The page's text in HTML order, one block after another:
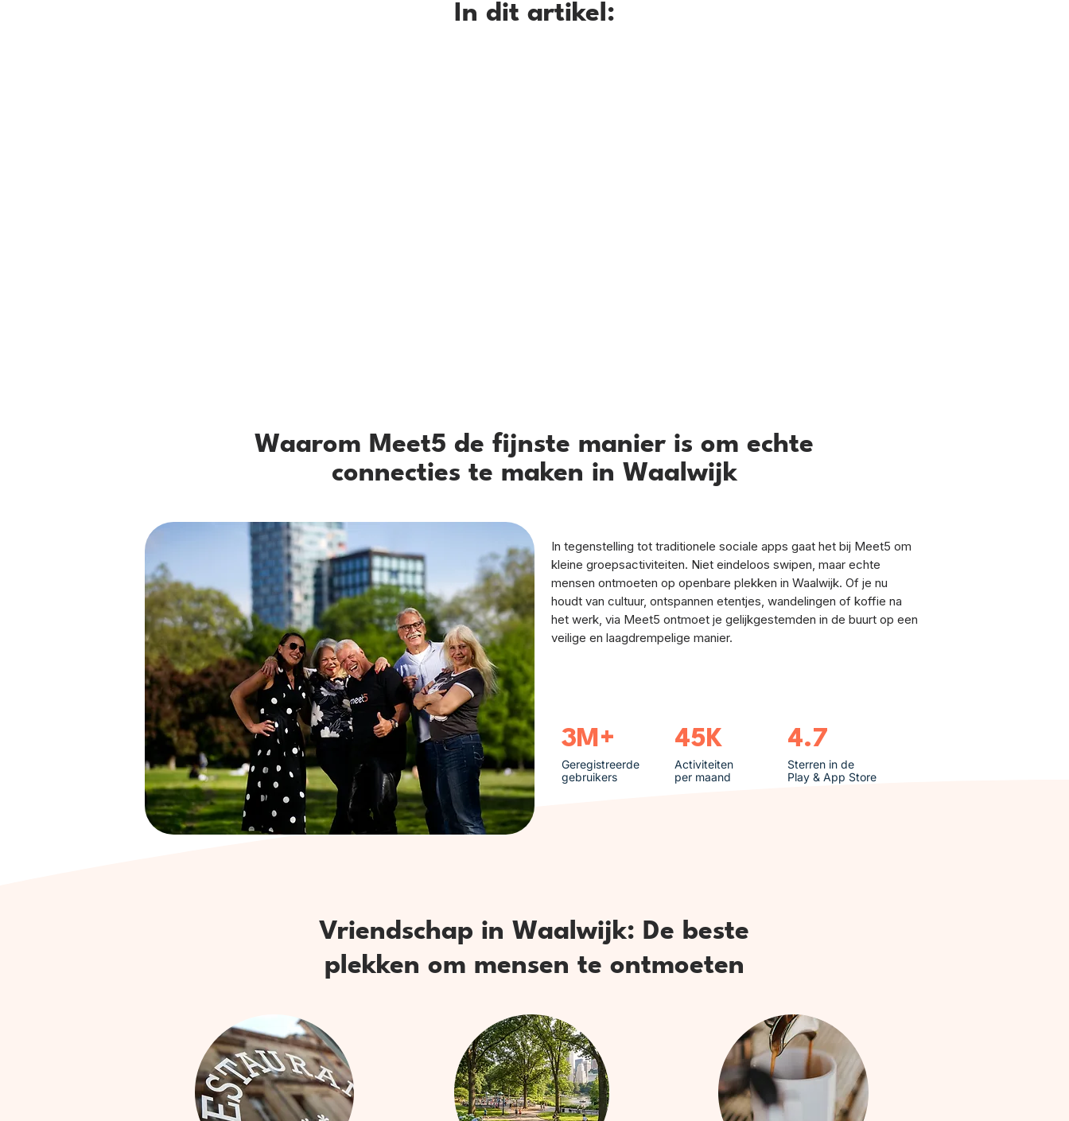
In dit artikel:
Waarom Meet5 de fijnste manier is om echte
connecties te maken in Waalwijk
In tegenstelling tot traditionele sociale apps gaat het bij Meet5 om
kleine groepsactiviteiten. Niet eindeloos swipen, maar echte
mensen ontmoeten op openbare plekken in Waalwijk. Of je nu
houdt van cultuur, ontspannen etentjes, wandelingen of koffie na
het werk, via Meet5 ontmoet je gelijkgestemden in de buurt op een
veilige en laagdrempelige manier.
3M+
Geregistreerde
gebruikers
45K
Activiteiten
per maand
4.7
Sterren in de
Play & App Store
Vriendschap in Waalwijk: De beste
plekken om mensen te ontmoeten